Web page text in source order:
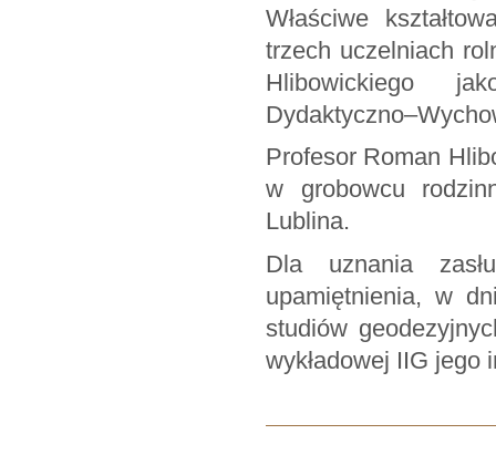
Właściwe
trzech uczelniach
Hlibowickiego
Profesor Roman
w grobowcu
Lublina.
Dla uznania
upamiętnienia, w
studiów
wykładowej IIG jego